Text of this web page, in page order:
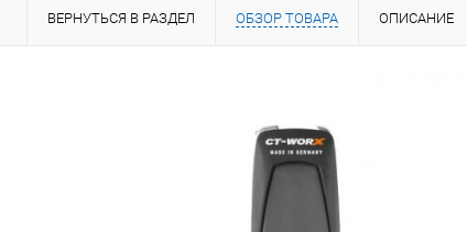
ВЕРНУТЬСЯ В РАЗДЕЛ ОБЗОР ТОВАРА ОПИСАНИЕ